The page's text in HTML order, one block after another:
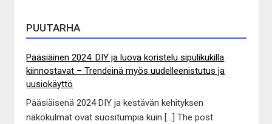
PUUTARHA
Pääsiäinen 2024: DIY ja luova koristelu sipulikukilla
kiinnostavat – Trendeinä myös uudelleenistutus ja
uusiokäyttö
Pääsiäisenä 2024 DIY ja kestävän kehityksen
näkökulmat ovat suositumpia kuin […] The post